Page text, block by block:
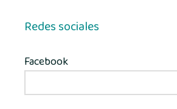
Redes sociales
Facebook